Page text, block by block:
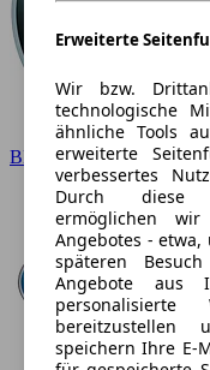
BMW
Erweiterte
Wir bzw.
technologische
ähnliche Tools
erweiterte
verbessertes
Durch diese
ermöglichen
Angebotes -
späteren
Angebote aus
bereitzustellen
speichern Ihre E-